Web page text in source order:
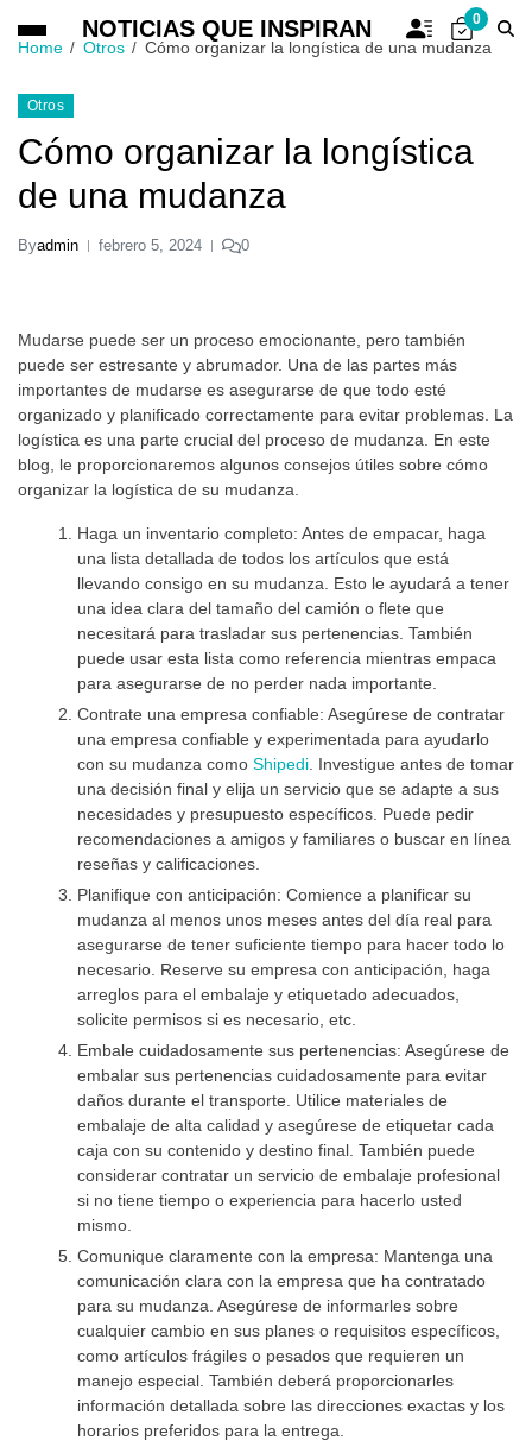
NOTICIAS QUE INSPIRAN 0
Home Otros Cómo organizar la longística de una mudanza
Otros
Cómo organizar la longística
de una mudanza
Byadmin febrero 5, 2024 0
Mudarse puede ser un proceso emocionante, pero también
puede ser estresante y abrumador. Una de las partes más
importantes de mudarse es asegurarse de que todo esté
organizado y planificado correctamente para evitar problemas. La
logística es una parte crucial del proceso de mudanza. En este
blog, le proporcionaremos algunos consejos útiles sobre cómo
organizar la logística de su mudanza.
Haga un inventario completo: Antes de empacar, haga
una lista detallada de todos los artículos que está
llevando consigo en su mudanza. Esto le ayudará a tener
una idea clara del tamaño del camión o flete que
necesitará para trasladar sus pertenencias. También
puede usar esta lista como referencia mientras empaca
para asegurarse de no perder nada importante.
Contrate una empresa confiable: Asegúrese de contratar
una empresa confiable y experimentada para ayudarlo
con su mudanza como Shipedi . Investigue antes de tomar
una decisión final y elija un servicio que se adapte a sus
necesidades y presupuesto específicos. Puede pedir
recomendaciones a amigos y familiares o buscar en línea
reseñas y calificaciones.
Planifique con anticipación: Comience a planificar su
mudanza al menos unos meses antes del día real para
asegurarse de tener suficiente tiempo para hacer todo lo
necesario. Reserve su empresa con anticipación, haga
arreglos para el embalaje y etiquetado adecuados,
solicite permisos si es necesario, etc.
Embale cuidadosamente sus pertenencias: Asegúrese de
embalar sus pertenencias cuidadosamente para evitar
daños durante el transporte. Utilice materiales de
embalaje de alta calidad y asegúrese de etiquetar cada
caja con su contenido y destino final. También puede
considerar contratar un servicio de embalaje profesional
si no tiene tiempo o experiencia para hacerlo usted
mismo.
Comunique claramente con la empresa: Mantenga una
comunicación clara con la empresa que ha contratado
para su mudanza. Asegúrese de informarles sobre
cualquier cambio en sus planes o requisitos específicos,
como artículos frágiles o pesados que requieren un
manejo especial. También deberá proporcionarles
información detallada sobre las direcciones exactas y los
horarios preferidos para la entrega.